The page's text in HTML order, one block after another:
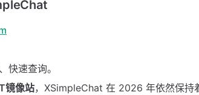
快速查询。
镜像站，XSimpleChat 在 2026 年依然保持